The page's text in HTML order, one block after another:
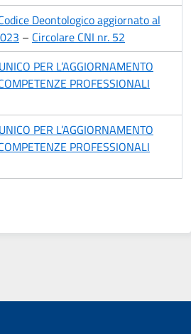
Deontologico aggiornato al
– Circolare CNI nr. 52
PER L’AGGIORNAMENTO
PROFESSIONALI
PER L’AGGIORNAMENTO
PROFESSIONALI